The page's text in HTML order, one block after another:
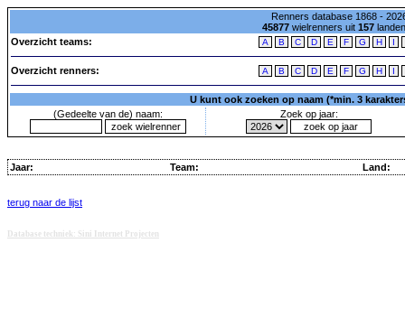
Renners database 1868 -
45877wielrenners uit 157
Overzicht teams:
A B C D E F G H I
Overzicht renners: A B C D E F G H I
U kunt ook zoeken op naam (*min. 3
(Gedeelte van de) naam:
Zoek op jaar:
Jaar: Team: Land:
terug naar de lijst
Database techniek: Sini Internet Projecten